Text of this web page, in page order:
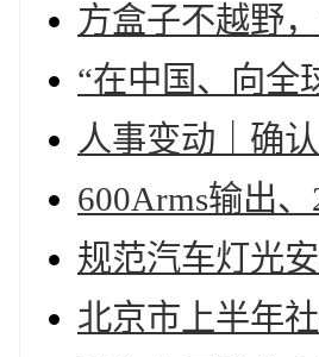
方盒子不越野
“在中国、向全
人事变动｜确
600Arms输出
规范汽车灯光
北京市上半年